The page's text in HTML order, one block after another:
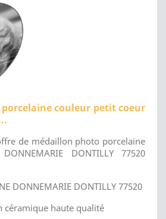
couleur petit coeur
de médaillon photo porcelaine
DONTILLY 77520
DONNEMARIE DONTILLY 77520
céramique haute qualité